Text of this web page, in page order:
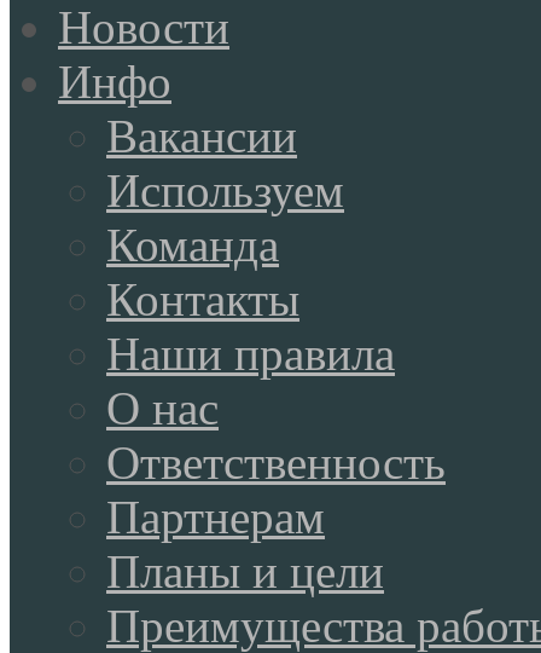
Новости
Инфо
Вакансии
Используем
Команда
Контакты
Наши правила
О нас
Ответственность
Партнерам
Планы и цели
Преимущества